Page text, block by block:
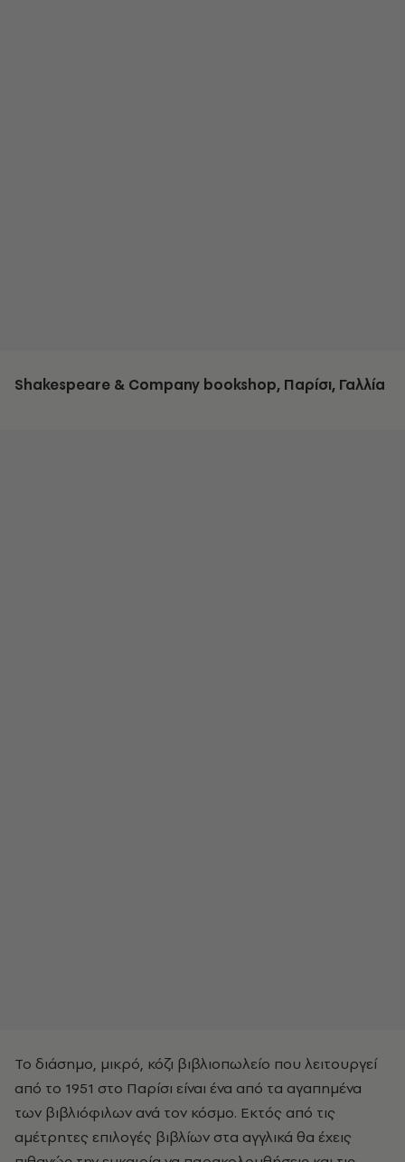
Shakespeare & Company bookshop, Παρίσι, Γαλλία
Το διάσημο, μικρό, κόζι βιβλιοπωλείο που λειτουργεί
από το 1951 στο Παρίσι είναι ένα από τα αγαπημένα
των βιβλιόφιλων ανά τον κόσμο. Εκτός από τις
αμέτρητες επιλογές βιβλίων στα αγγλικά θα έχεις